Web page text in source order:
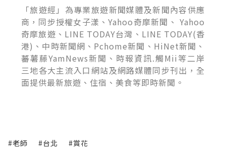
「旅遊經」為專業旅遊新聞媒體及新聞內容供應
商，同步授權女子漾、Yahoo奇摩新聞、 Yahoo
奇摩旅遊、LINE TODAY台灣、LINE TODAY(香
港)、中時新聞網、Pchome新聞、HiNet新聞、
蕃薯藤YamNews新聞、時報資訊.觸Mii等二岸
三地各大主流入口網站及網路媒體同步刊出，全
面提供最新旅遊、住宿、美食等即時新聞。
#老師 #台北 #賞花